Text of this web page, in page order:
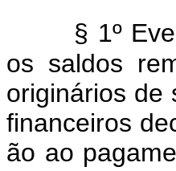
§ 1º
os saldos
originários de
financeiros
ão ao